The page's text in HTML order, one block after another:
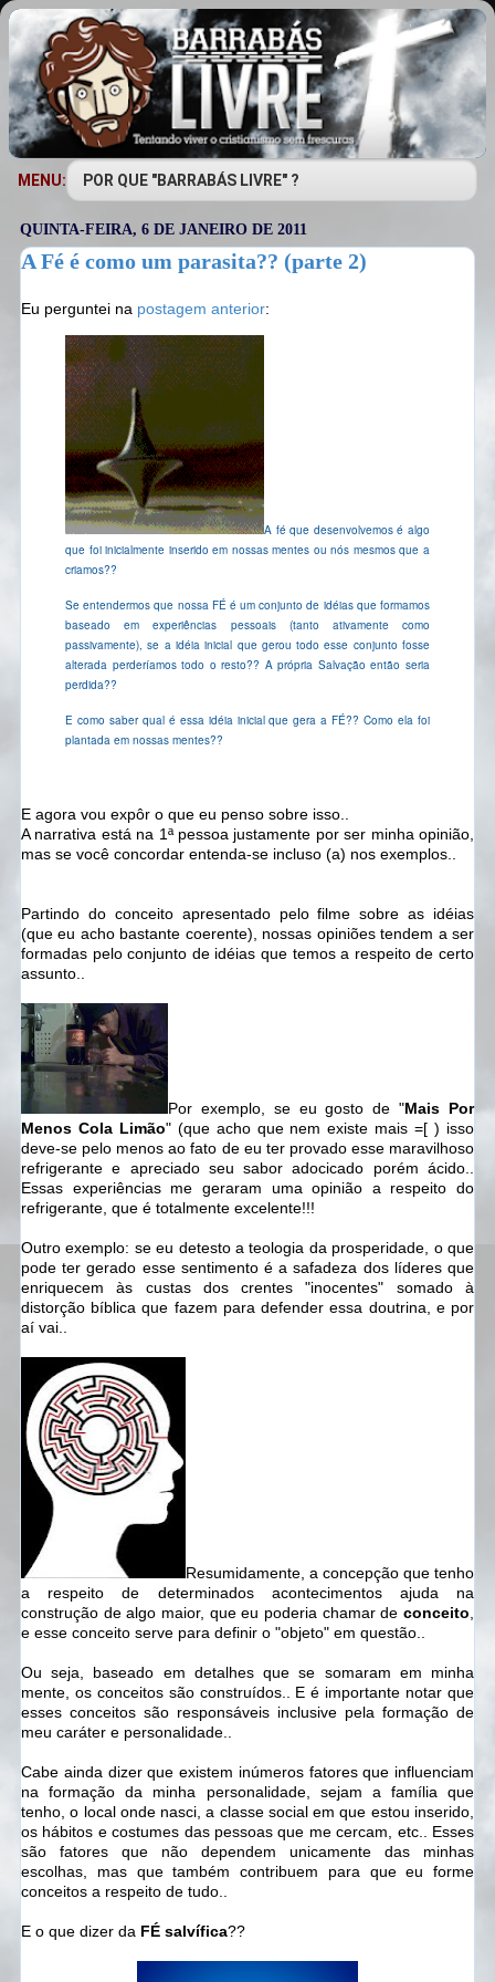
MENU:
QUINTA-FEIRA, 6 DE JANEIRO DE 2011
A Fé é como um parasita?? (parte 2)
Eu perguntei na postagem anterior:
A fé que desenvolvemos é algo
que foi inicialmente inserido em nossas mentes ou nós mesmos que a
criamos??
Se entendermos que nossa FÉ é um conjunto de idéias que formamos
baseado em experiências pessoais (tanto ativamente como
passivamente), se a idéia inicial que gerou todo esse conjunto fosse
alterada perderíamos todo o resto?? A própria Salvação então seria
perdida??
E como saber qual é essa idéia inicial que gera a FÉ?? Como ela foi
plantada em nossas mentes??
E agora vou expôr o que eu penso sobre isso..
A narrativa está na 1ª pessoa justamente por ser minha opinião,
mas se você concordar entenda-se incluso (a) nos exemplos..
Partindo do conceito apresentado pelo filme sobre as idéias
(que eu acho bastante coerente), nossas opiniões tendem a ser
formadas pelo conjunto de idéias que temos a respeito de certo
assunto..
Por exemplo, se eu gosto de "Mais Por
Menos Cola Limão" (que acho que nem existe mais =[ ) isso
deve-se pelo menos ao fato de eu ter provado esse maravilhoso
refrigerante e apreciado seu sabor adocicado porém ácido..
Essas experiências me geraram uma opinião a respeito do
refrigerante, que é totalmente excelente!!!
Outro exemplo: se eu detesto a teologia da prosperidade, o que
pode ter gerado esse sentimento é a safadeza dos líderes que
enriquecem às custas dos crentes "inocentes" somado à
distorção bíblica que fazem para defender essa doutrina, e por
aí vai..
Resumidamente, a concepção que tenho
a respeito de determinados acontecimentos ajuda na
construção de algo maior, que eu poderia chamar de conceito,
e esse conceito serve para definir o "objeto" em questão..
Ou seja, baseado em detalhes que se somaram em minha
mente, os conceitos são construídos.. E é importante notar que
esses conceitos são responsáveis inclusive pela formação de
meu caráter e personalidade..
Cabe ainda dizer que existem inúmeros fatores que influenciam
na formação da minha personalidade, sejam a família que
tenho, o local onde nasci, a classe social em que estou inserido,
os hábitos e costumes das pessoas que me cercam, etc.. Esses
são fatores que não dependem unicamente das minhas
escolhas, mas que também contribuem para que eu forme
conceitos a respeito de tudo..
E o que dizer da FÉ salvífica??